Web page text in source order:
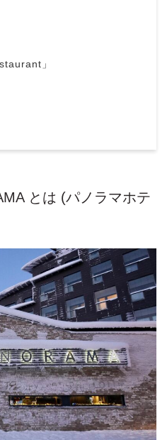
」
とは (パノラマホテ